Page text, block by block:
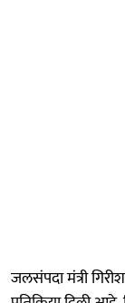
जलसंपदा मंत्री